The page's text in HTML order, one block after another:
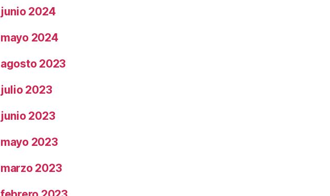
junio 2024
mayo 2024
agosto 2023
julio 2023
junio 2023
mayo 2023
marzo 2023